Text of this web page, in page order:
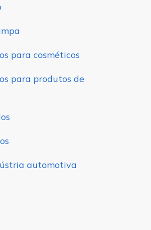
para cosméticos
para produtos de
automotiva